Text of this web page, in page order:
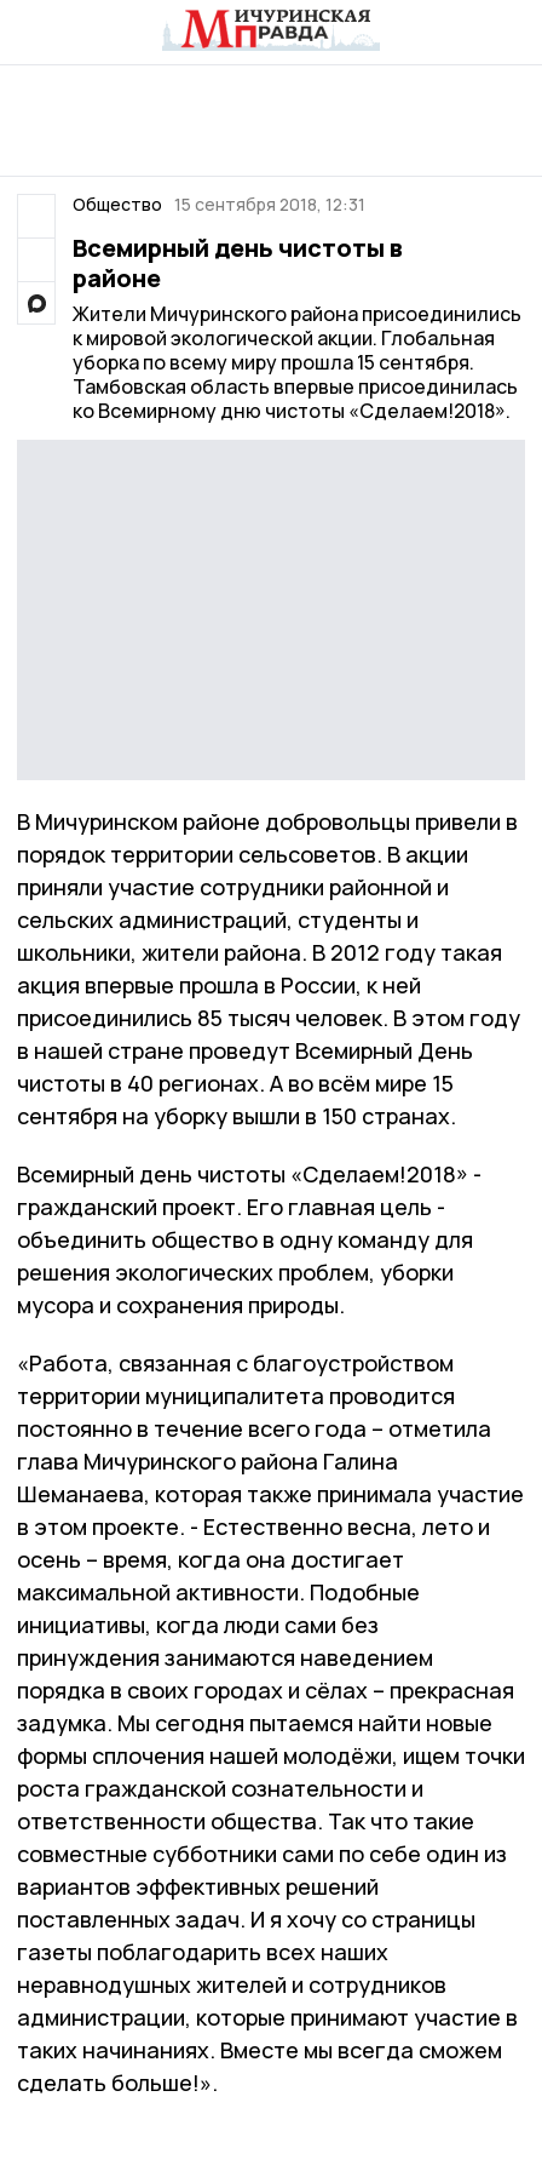
Общество 15 сентября 2018, 12:31
Всемирный день чистоты в
районе
Жители Мичуринского района присоединились
к мировой экологической акции. Глобальная
уборка по всему миру прошла 15 сентября.
Тамбовская область впервые присоединилась
ко Всемирному дню чистоты «Сделаем!2018».
В Мичуринском районе добровольцы привели в
порядок территории сельсоветов. В акции
приняли участие сотрудники районной и
сельских администраций, студенты и
школьники, жители района. В 2012 году такая
акция впервые прошла в России, к ней
присоединились 85 тысяч человек. В этом году
в нашей стране проведут Всемирный День
чистоты в 40 регионах. А во всём мире 15
сентября на уборку вышли в 150 странах.
Всемирный день чистоты «Сделаем!2018» -
гражданский проект. Его главная цель -
объединить общество в одну команду для
решения экологических проблем, уборки
мусора и сохранения природы.
«Работа, связанная с благоустройством
территории муниципалитета проводится
постоянно в течение всего года – отметила
глава Мичуринского района Галина
Шеманаева, которая также принимала участие
в этом проекте. - Естественно весна, лето и
осень – время, когда она достигает
максимальной активности. Подобные
инициативы, когда люди сами без
принуждения занимаются наведением
порядка в своих городах и сёлах – прекрасная
задумка. Мы сегодня пытаемся найти новые
формы сплочения нашей молодёжи, ищем точки
роста гражданской сознательности и
ответственности общества. Так что такие
совместные субботники сами по себе один из
вариантов эффективных решений
поставленных задач. И я хочу со страницы
газеты поблагодарить всех наших
неравнодушных жителей и сотрудников
администрации, которые принимают участие в
таких начинаниях. Вместе мы всегда сможем
сделать больше!».